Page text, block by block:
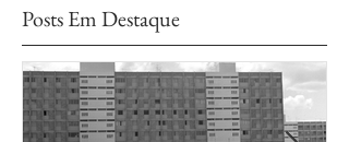
Posts Em Destaque